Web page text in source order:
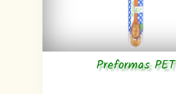
Preformas PET